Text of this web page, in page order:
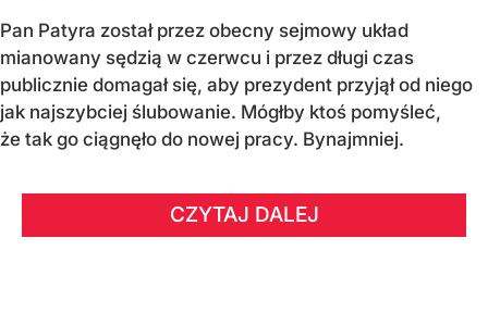
Pan Patyra został przez obecny sejmowy układ
mianowany sędzią w czerwcu i przez długi czas
publicznie domagał się, aby prezydent przyjął od niego
jak najszybciej ślubowanie. Mógłby ktoś pomyśleć,
że tak go ciągnęło do nowej pracy. Bynajmniej.
CZYTAJ DALEJ